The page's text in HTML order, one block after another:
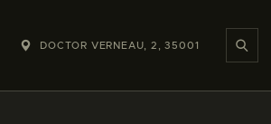
DOCTOR VERNEAU, 2, 35001